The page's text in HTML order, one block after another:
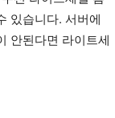
있습니다. 서버에
안된다면 라이트세